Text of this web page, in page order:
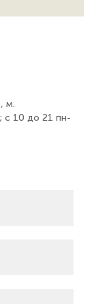
м.
с 10 до 21 пн-